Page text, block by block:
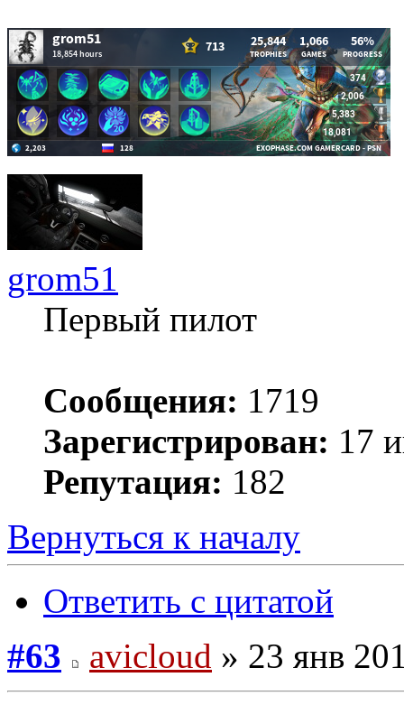
grom51
Первый пилот
Сообщения: 1719
Зарегистрирован: 17
Репутация: 182
Вернуться к началу
Ответить с цитатой
#63
avicloud » 23 янв